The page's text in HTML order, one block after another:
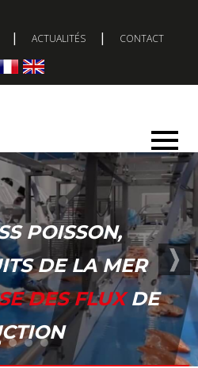
| ACTUALITÉS | CONTACT
POISSON,
DE LA MER
DES FLUXDE